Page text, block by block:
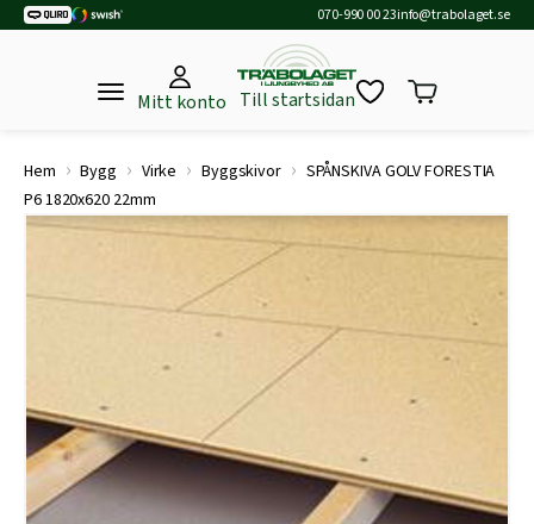
070-990 00 23info@trabolaget.se
Mitt konto Till startsidan
Hem › Bygg › Virke › Byggskivor › SPÅNSKIVA GOLV FORESTIA
P6 1820x620 22mm